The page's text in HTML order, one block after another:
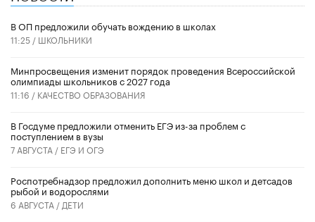
В ОП предложили обучать вождению в школах
11:25 / ШКОЛЬНИКИ
Минпросвещения изменит порядок проведения Всероссийской
олимпиады школьников с 2027 года
11:16 / КАЧЕСТВО ОБРАЗОВАНИЯ
В Госдуме предложили отменить ЕГЭ из-за проблем с
поступлением в вузы
7 АВГУСТА / ЕГЭ И ОГЭ
Роспотребнадзор предложил дополнить меню школ и детсадов
рыбой и водорослями
6 АВГУСТА / ДЕТИ